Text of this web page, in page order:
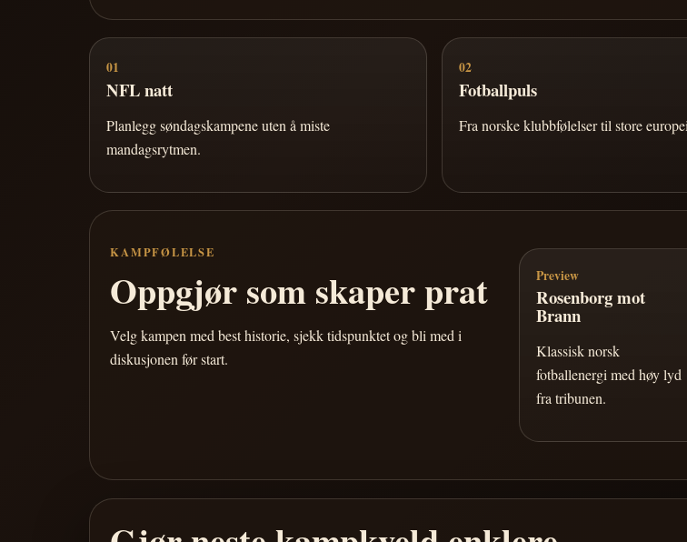
01
NFL natt
Planlegg søndagskampene uten å miste
mandagsrytmen.
02
Fotballpuls
Fra norske klubbfølelser til store
KAMPFØLELSE
Oppgjør som skaper prat
Velg kampen med best historie, sjekk tidspunktet og bli med i
diskusjonen før start.
Preview
Rosenborg mot
Brann
Klassisk norsk
fotballenergi med høy lyd
fra tribunen.